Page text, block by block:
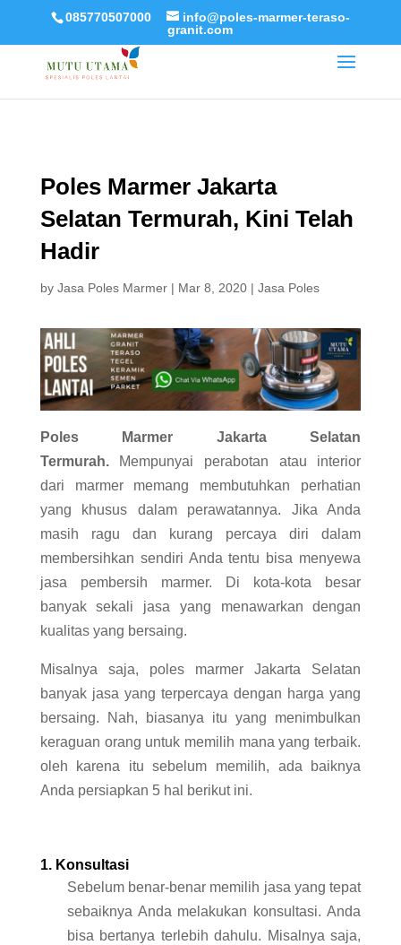
085770507000
info@poles-marmer-teraso-
granit.com
Poles Marmer Jakarta
Selatan Termurah, Kini Telah
Hadir
by Jasa Poles Marmer| Mar 8, 2020| Jasa Poles
Poles Marmer Jakarta Selatan
Termurah. Mempunyai perabotan atau interior
dari marmer memang membutuhkan perhatian
yang khusus dalam perawatannya. Jika Anda
masih ragu dan kurang percaya diri dalam
membersihkan sendiri Anda tentu bisa menyewa
jasa pembersih marmer. Di kota-kota besar
banyak sekali jasa yang menawarkan dengan
kualitas yang bersaing.
Misalnya saja, poles marmer Jakarta Selatan
banyak jasa yang terpercaya dengan harga yang
bersaing. Nah, biasanya itu yang menimbulkan
keraguan orang untuk memilih mana yang terbaik.
oleh karena itu sebelum memilih, ada baiknya
Anda persiapkan 5 hal berikut ini.
1. Konsultasi
Sebelum benar-benar memilih jasa yang tepat
sebaiknya Anda melakukan konsultasi. Anda
bisa bertanya terlebih dahulu. Misalnya saja,